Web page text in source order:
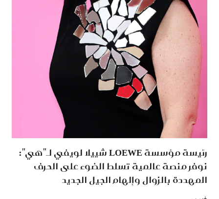
رئيسة مؤسسة LOEWE شييلا لويفي لـ"هي":
نوفر منصة عالمية تسلط الضوء على الحرف
المهددة بالزوال وإلهام الجيل الجديد